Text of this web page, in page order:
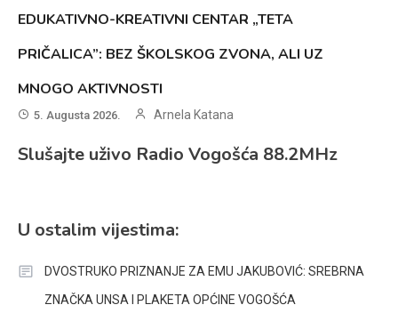
EDUKATIVNO-KREATIVNI CENTAR „TETA
PRIČALICA”: BEZ ŠKOLSKOG ZVONA, ALI UZ
MNOGO AKTIVNOSTI
5. Augusta 2026. Arnela Katana
Slušajte uživo Radio Vogošća 88.2MHz
U ostalim vijestima:
DVOSTRUKO PRIZNANJE ZA EMU JAKUBOVIĆ: SREBRNA
ZNAČKA UNSA I PLAKETA OPĆINE VOGOŠĆA